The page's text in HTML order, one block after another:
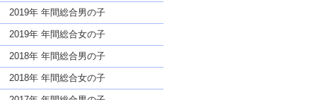
2019年 年間総合男の子
2019年 年間総合女の子
2018年 年間総合男の子
2018年 年間総合女の子